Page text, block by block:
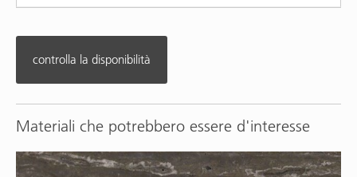
controlla la disponibilità
Materiali che potrebbero essere d'interesse